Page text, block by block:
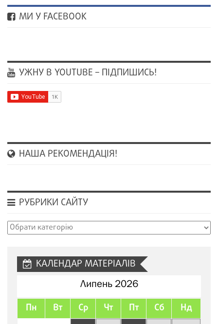
МИ У FACEBOOK
УЖНУ В YOUTUBE – ПІДПИШИСЬ!
НАША РЕКОМЕНДАЦІЯ!
РУБРИКИ САЙТУ
Рубрики
КАЛЕНДАР МАТЕРІАЛІВ
Липень 2026
Пн Вт Ср Чт Пт Сб Нд